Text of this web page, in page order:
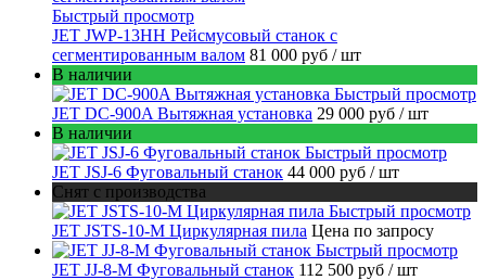
Быстрый просмотр
JET JWP-13HH Рейсмусовый станок с
сегментированным валом 81 000 руб / шт
В наличии
Быстрый просмотр
JET DC-900A Вытяжная установка 29 000 руб / шт
В наличии
Быстрый просмотр
JET JSJ-6 Фуговальный станок 44 000 руб / шт
Снят с производства
Быстрый просмотр
JET JSTS-10-M Циркулярная пила Цена по запросу
Быстрый просмотр
JET JJ-8-M Фуговальный станок 112 500 руб / шт